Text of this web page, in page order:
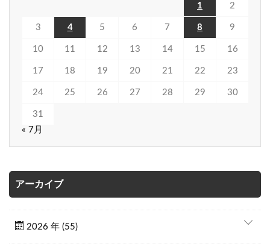
1 2
3 4 5 6 7 8 9
10 11 12 13 14 15 16
17 18 19 20 21 22 23
24 25 26 27 28 29 30
31
« 7月
アーカイブ
2026 年 (55)